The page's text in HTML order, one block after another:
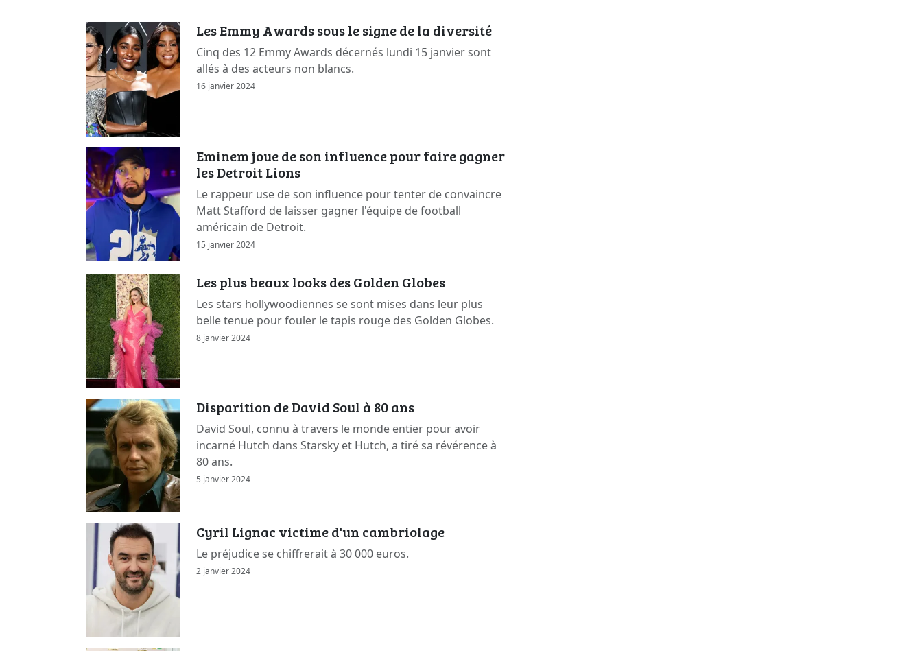
Les Emmy Awards sous le signe de la diversité
Cinq des 12 Emmy Awards décernés lundi 15 janvier sont
allés à des acteurs non blancs.
16 janvier 2024
Eminem joue de son influence pour faire gagner
les Detroit Lions
Le rappeur use de son influence pour tenter de convaincre
Matt Stafford de laisser gagner l'équipe de football
américain de Detroit.
15 janvier 2024
Les plus beaux looks des Golden Globes
Les stars hollywoodiennes se sont mises dans leur plus
belle tenue pour fouler le tapis rouge des Golden Globes.
8 janvier 2024
Disparition de David Soul à 80 ans
David Soul, connu à travers le monde entier pour avoir
incarné Hutch dans Starsky et Hutch, a tiré sa révérence à
80 ans.
5 janvier 2024
Cyril Lignac victime d'un cambriolage
Le préjudice se chiffrerait à 30 000 euros.
2 janvier 2024